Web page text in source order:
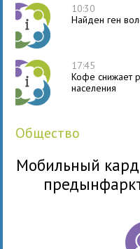
10:30
Найден ген
17:45
Кофе снижает
населения
общество
Мобильный